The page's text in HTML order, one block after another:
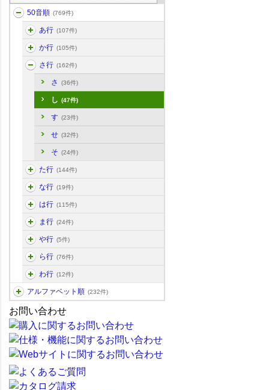
50音順 (769件)
あ行 (107件)
か行 (105件)
さ行 (162件)
さ (36件)
し (47件)
す (23件)
せ (32件)
そ (24件)
た行 (144件)
な行 (19件)
は行 (115件)
ま行 (24件)
や行 (5件)
ら行 (76件)
わ行 (12件)
アルファベット順 (232件)
お問い合わせ